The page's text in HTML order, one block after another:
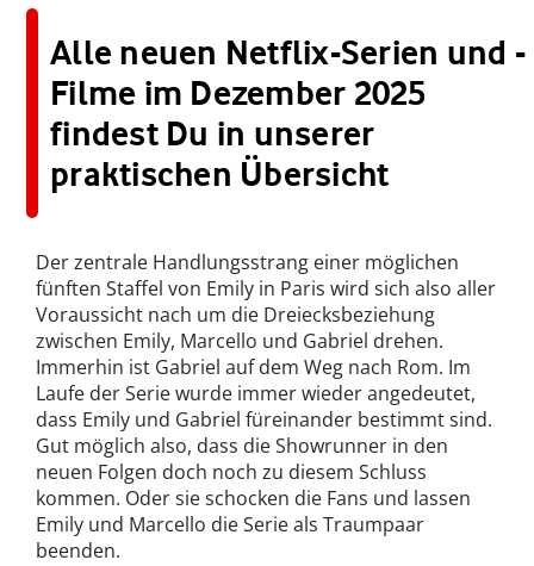
Alle neuen Netflix-Serien und -
Filme im Dezember 2025
findest Du in unserer
praktischen Übersicht
Der zentrale Handlungsstrang einer möglichen
fünften Staffel von Emily in Paris wird sich also aller
Voraussicht nach um die Dreiecksbeziehung
zwischen Emily, Marcello und Gabriel drehen.
Immerhin ist Gabriel auf dem Weg nach Rom. Im
Laufe der Serie wurde immer wieder angedeutet,
dass Emily und Gabriel füreinander bestimmt sind.
Gut möglich also, dass die Showrunner in den
neuen Folgen doch noch zu diesem Schluss
kommen. Oder sie schocken die Fans und lassen
Emily und Marcello die Serie als Traumpaar
beenden.